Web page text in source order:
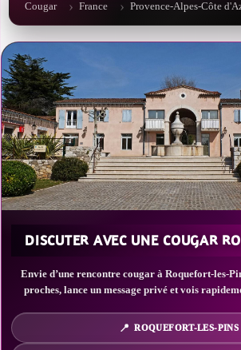
Cougar France Provence-Alpes-Côte
DISCUTER AVEC UNE COUGAR
Envie d’une rencontre cougar à Roquefort-les-
proches, lance un message privé et vois
ROQUEFORT-LES-PINS